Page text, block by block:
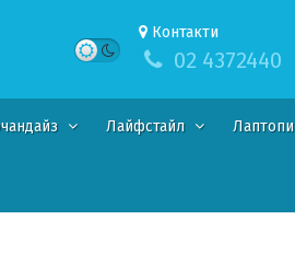
Контакти
02 4372440
Лайфстайл Лаптопи